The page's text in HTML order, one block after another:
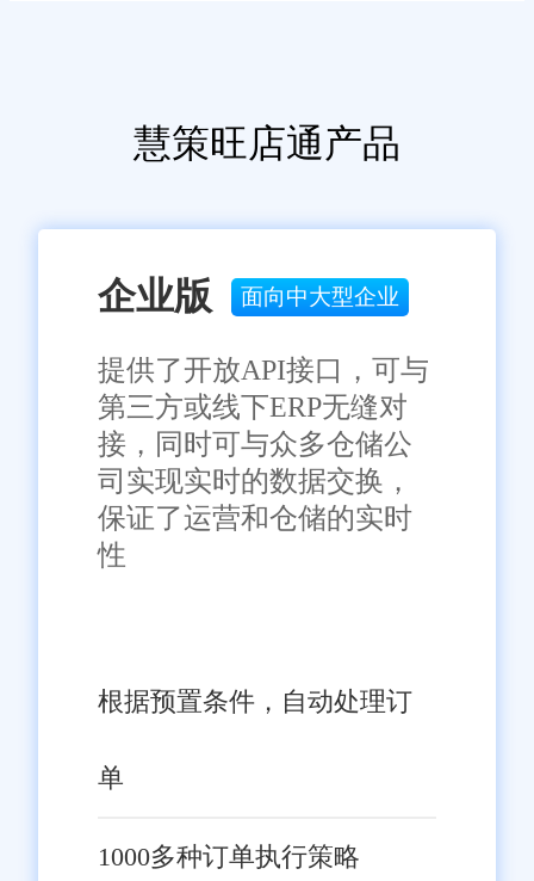
成功案例分享
系统，并取得了显著成效。例
如，某知名零售连锁企业通过引
入旺店通系统，实现了采购、销
售、库存等业务流程的自动化管
理，库存准确率大幅提升，订单
处理时间缩短了60%。同时，系
统的数据分析功能帮助企业精准
定位热销商品，优化库存结构，
结语
旺店通进销存发货系统以其
一体化管理、智能化库存控制、
的客户服务与技术支持等优势，
在怀柔区商贸领域展现出强大的
竞争力。对于正在寻求数字化转
型的企业而言，选择旺店通不仅
更是选择了一个推动企业持续成
慧策旺店通产品
企业版 面向中大型企业
提供了开放API接口，可与
第三方或线下ERP无缝对
接，同时可与众多仓储公
司实现实时的数据交换，
保证了运营和仓储的实时
性
根据预置条件，自动处理订
单
1000多种订单执行策略